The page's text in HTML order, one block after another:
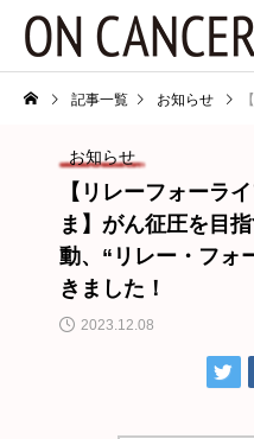
記事一覧 お知らせ
お知らせ
【リレーフォーラ
ま】がん征圧を目
動、“リレー・フォ
きました！
2023.12.08